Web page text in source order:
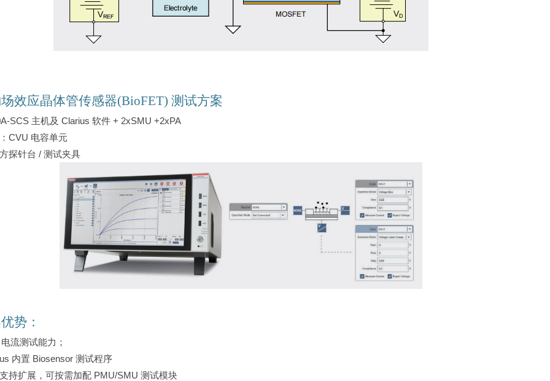
效应晶体管传感器(BioFET) 测试方案
SCS 主机及 Clarius 软件 + 2xSMU +2xPA
CVU 电容单元
探针台 / 测试夹具
势：
电流测试能力；
内置 Biosensor 测试程序
持扩展，可按需加配 PMU/SMU 测试模块